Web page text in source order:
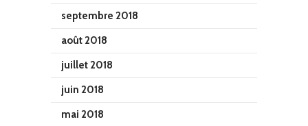
septembre 2018
août 2018
juillet 2018
juin 2018
mai 2018